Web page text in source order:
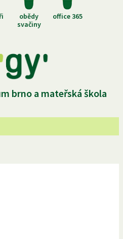
obědy
svačiny
office 365
brno a mateřská škola